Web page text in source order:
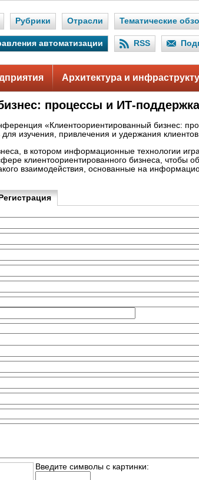
Рубрики Отрасли Тематические
автоматизации RSS
Архитектура и
процессы и ИТ-
«Клиентоориентированный бизнес:
изучения, привлечения и удержания
в котором информационные технологии
клиентоориентированного бизнеса, чтобы
взаимодействия, основанные на
Регистрация
Введите символы c картинки: